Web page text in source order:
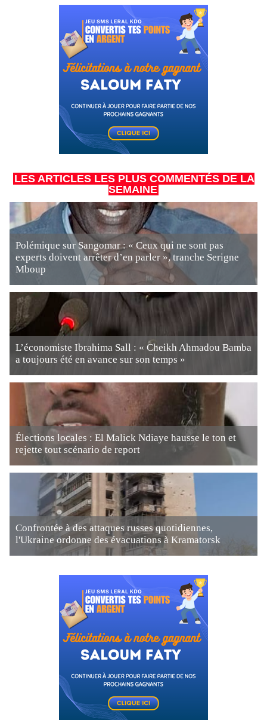
LES ARTICLES LES PLUS COMMENTÉS DE LA
SEMAINE
Polémique sur Sangomar : « Ceux qui ne sont pas
experts doivent arrêter d’en parler », tranche Serigne
Mboup
L’économiste Ibrahima Sall : « Cheikh Ahmadou Bamba
a toujours été en avance sur son temps »
Élections locales : El Malick Ndiaye hausse le ton et
rejette tout scénario de report
Confrontée à des attaques russes quotidiennes,
l'Ukraine ordonne des évacuations à Kramatorsk